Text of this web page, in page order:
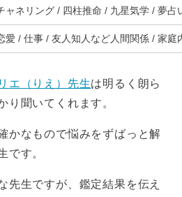
ャネリング / 四柱推命 / 九星気学 / 夢占
愛 / 仕事 / 友人知人など人間関係 / 家庭
リエ（りえ）先生は明るく朗ら
り聞いてくれます。
かなもので悩みをずばっと解
です。
先生ですが、鑑定結果を伝え